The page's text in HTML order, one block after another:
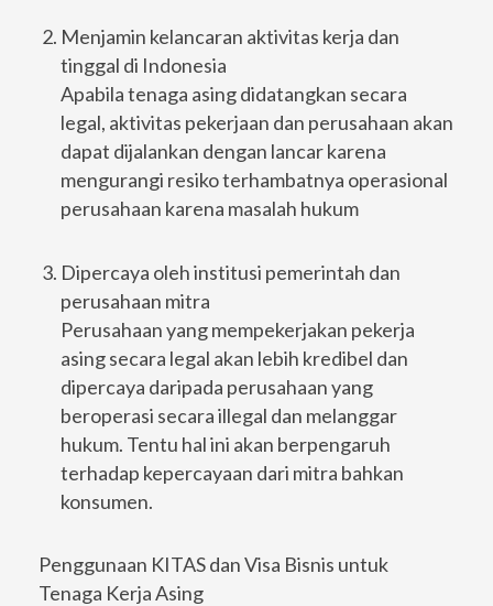
Menjamin kelancaran aktivitas kerja dan
tinggal di Indonesia
Apabila tenaga asing didatangkan secara
legal, aktivitas pekerjaan dan perusahaan akan
dapat dijalankan dengan lancar karena
mengurangi resiko terhambatnya operasional
perusahaan karena masalah hukum
Dipercaya oleh institusi pemerintah dan
perusahaan mitra
Perusahaan yang mempekerjakan pekerja
asing secara legal akan lebih kredibel dan
dipercaya daripada perusahaan yang
beroperasi secara illegal dan melanggar
hukum. Tentu hal ini akan berpengaruh
terhadap kepercayaan dari mitra bahkan
konsumen.
Penggunaan KITAS dan Visa Bisnis untuk
Tenaga Kerja Asing